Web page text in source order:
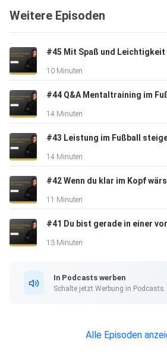
⁠⁠⁠⁠⁠https://www.instagram.com/
________________________
Mentaltraining für Jugendfußballer und
⁠⁠⁠⁠⁠https://www.mentalestraining.de/⁠⁠⁠⁠⁠
________________________
Julius Duchscherer ist ehemaliger
ausgebildeter
mentale Stärke aufzubauen, damit sie
ausschöpfen können. Julius ist die
Weitere Episoden
10 Minuten
#44 Q&A Mentaltraining im
14 Minuten
14 Minuten
#42 Wenn du klar im Kopf
11 Minuten
13 Minuten
In Podcasts werben
Schalte jetzt Werbung in Podcasts.
Alle Episoden